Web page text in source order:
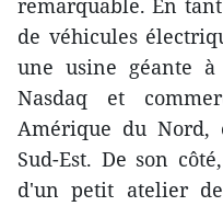
remarquable. En
de véhicules
une usine géante
Nasdaq et
Amérique du
Sud-Est. De son
d'un petit atelier